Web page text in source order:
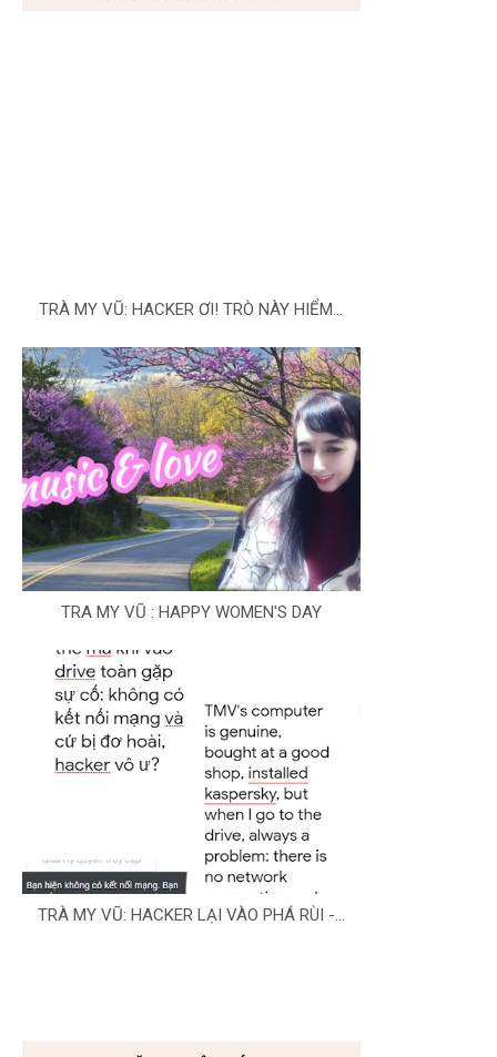
TRÀ MY VŨ: HACKER ƠI! TRÒ NÀY HIỂM...
TRA MY VŨ : HAPPY WOMEN'S DAY
TRÀ MY VŨ: HACKER LẠI VÀO PHÁ RÙI -...